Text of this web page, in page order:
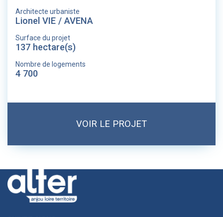
Architecte urbaniste
Lionel VIE / AVENA
Surface du projet
137 hectare(s)
Nombre de logements
4 700
VOIR LE PROJET